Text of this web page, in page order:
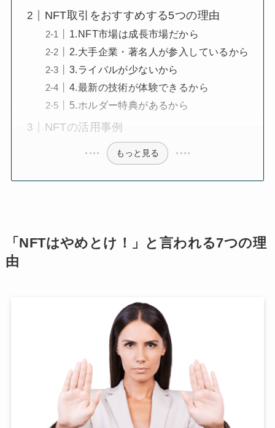
NFT取引をおすすめする5つの理由
1.NFT市場は成長市場だから
2.大手企業・著名人が参入しているから
3.ライバルが少ないから
4.最新の技術が体験できるから
5.ホルダー特典があるから
NFTの活用事例
もっと見る
「NFTはやめとけ！」と言われる7つの理
由